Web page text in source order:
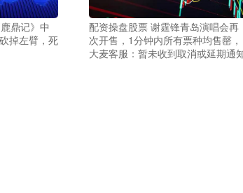
鼎记》中
掉左臂，死
配资操盘股票 谢霆锋青岛演唱会再
次开售，1分钟内所有票种均售罄，
大麦客服：暂未收到取消或延期通